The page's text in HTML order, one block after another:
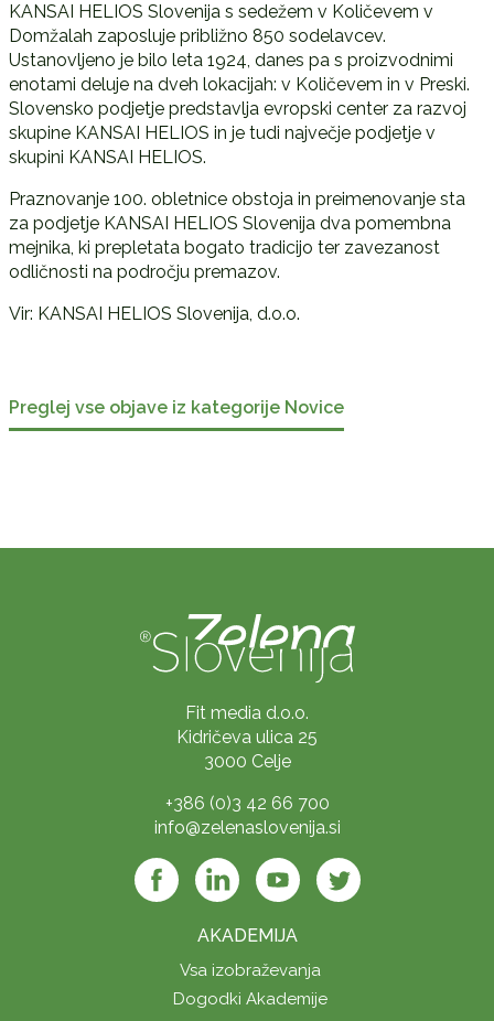
KANSAI HELIOS Slovenija s sedežem v Količevem v
Domžalah zaposluje približno 850 sodelavcev.
Ustanovljeno je bilo leta 1924, danes pa s proizvodnimi
enotami deluje na dveh lokacijah: v Količevem in v Preski.
Slovensko podjetje predstavlja evropski center za razvoj
skupine KANSAI HELIOS in je tudi največje podjetje v
skupini KANSAI HELIOS.
Praznovanje 100. obletnice obstoja in preimenovanje sta
za podjetje KANSAI HELIOS Slovenija dva pomembna
mejnika, ki prepletata bogato tradicijo ter zavezanost
odličnosti na področju premazov.
Vir: KANSAI HELIOS Slovenija, d.o.o.
Preglej vse objave iz kategorije Novice
Fit media d.o.o.
Kidričeva ulica 25
3000 Celje
+386 (0)3 42 66 700
info@zelenaslovenija.si
AKADEMIJA
Vsa izobraževanja
Dogodki Akademije